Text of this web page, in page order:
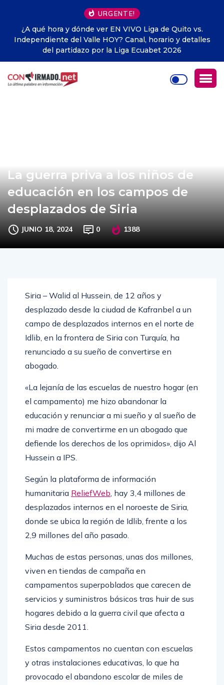
URGENTE!
¿A qué hora y dónde ver EN VIVO Liga de Quito vs.
Independiente del Valle HOY? Canal, horario y detalles
del partidazo por la Liga Ecuabet 2026
La guerra priva a los niños de
educación en los campos de
desplazados de Siria
JUNIO 18, 2024 0 1388
Siria – Walid al Hussein, de 12 años y
desplazado desde la ciudad de Kafranbel a un
campo de desplazados internos en el norte de
Idlib, en la frontera de Siria con Turquía, ha
renunciado a su sueño de convertirse en
abogado.
«La lejanía de las escuelas de nuestro hogar (en
el campamento) me hizo abandonar la
educación y renunciar a mi sueño y al sueño de
mi madre de convertirme en un abogado que
defiende los derechos de los oprimidos», dijo Al
Hussein a IPS.
Según la plataforma de información
humanitaria ReliefWeb, hay 3,4 millones de
desplazados internos en el noroeste de Siria,
donde se ubica la región de Idlib, frente a los
2,9 millones del año pasado.
Muchas de estas personas, unas dos millones,
viven en tiendas de campaña en
campamentos superpoblados que carecen de
servicios y suministros básicos tras huir de sus
hogares debido a la guerra civil que afecta a
Siria desde 2011.
Estos campamentos no cuentan con escuelas
y otras instalaciones educativas, lo que ha
provocado el abandono escolar de miles de